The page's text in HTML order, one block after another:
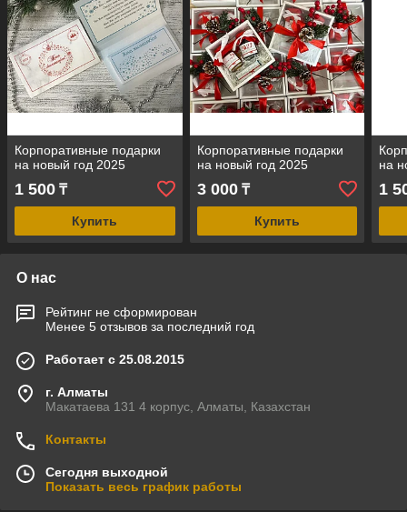
Корпоративные подарки
на новый год 2025
1 500 ₸
Купить
Корпоративные подарки
на новый год 2025
3 000₸
Купить
на
1
О нас
Рейтинг не сформирован
Менее 5 отзывов за последний год
Работает с 25.08.2015
г. Алматы
Макатаева 131 4 корпус, Алматы, Казахстан
Контакты
Сегодня выходной
Показать весь график работы